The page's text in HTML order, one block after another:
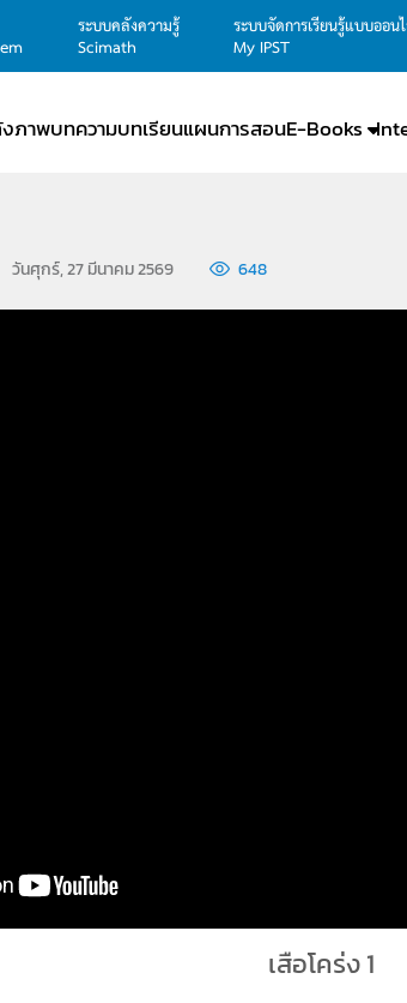
ระบบคลังความรู้
Scimath
ระบบจัดการเรียนรู้แบบออน
My IPST
ภาพบทความบทเรียนแผนการสอนE-Books
วันศุกร์, 27 มีนาคม 2569 648
เสือโคร่ง 1